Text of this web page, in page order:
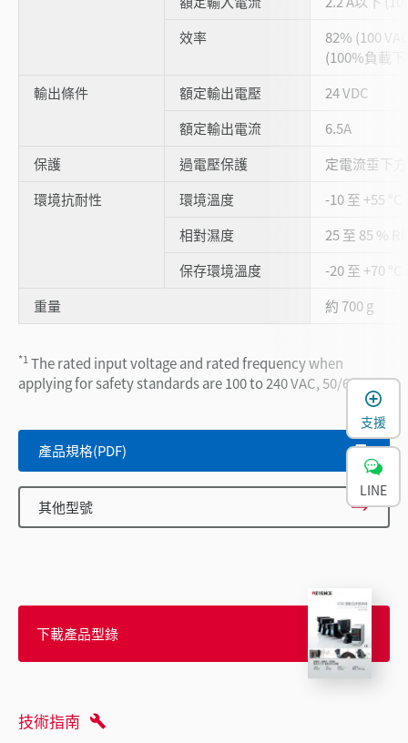
效率
82% (100
(100%負載
輸出條件
額定輸出電壓
24 VDC
額定輸出電流
6.5A
保護
過電壓保護
定電流垂下
環境抗耐性
環境溫度
-10 至 +55
相對濕度
25 至 85 %
保存環境溫度
-20 至 +70
重量
約 700 g
*1 The rated input voltage and rated frequency when
applying for safety standards are 100 to 240 VAC, 50/60 Hz.
產品規格(PDF)
其他型號
下載產品型錄
技術指南
支援
LINE